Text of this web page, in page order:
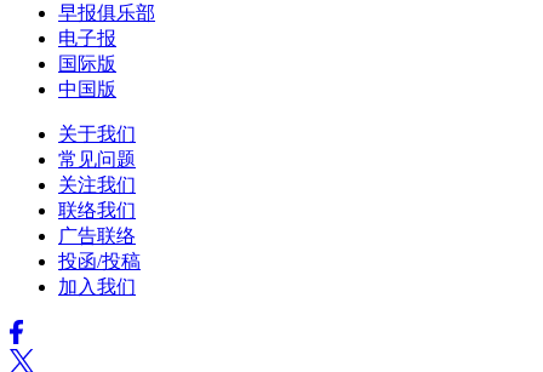
早报俱乐部
电子报
国际版
中国版
关于我们
常见问题
关注我们
联络我们
广告联络
投函/投稿
加入我们